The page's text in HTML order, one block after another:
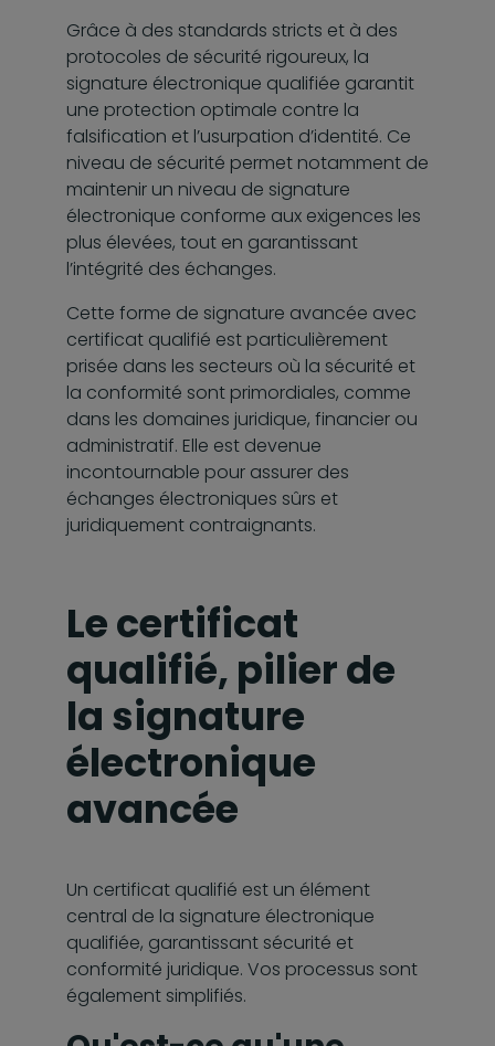
Grâce à des standards stricts et à des
protocoles de sécurité rigoureux, la
signature électronique qualifiée garantit
une protection optimale contre la
falsification et l’usurpation d’identité. Ce
niveau de sécurité permet notamment de
maintenir un niveau de signature
électronique conforme aux exigences les
plus élevées, tout en garantissant
l’intégrité des échanges.
Cette forme de signature avancée avec
certificat qualifié est particulièrement
prisée dans les secteurs où la sécurité et
la conformité sont primordiales, comme
dans les domaines juridique, financier ou
administratif. Elle est devenue
incontournable pour assurer des
échanges électroniques sûrs et
juridiquement contraignants.
Le certificat
qualifié, pilier de
la signature
électronique
avancée
Un certificat qualifié est un élément
central de la signature électronique
qualifiée, garantissant sécurité et
conformité juridique. Vos processus sont
également simplifiés.